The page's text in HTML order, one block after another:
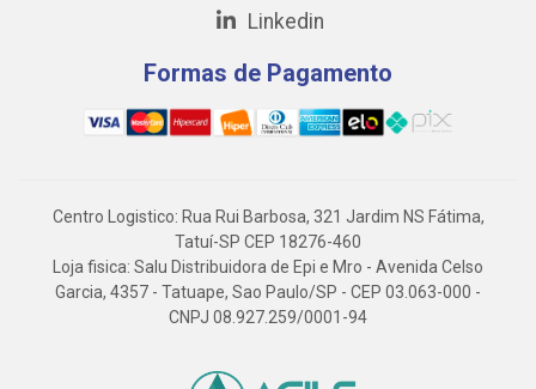
Linkedin
Formas de Pagamento
Centro Logistico: Rua Rui Barbosa, 321 Jardim NS Fátima,
Tatuí-SP CEP 18276-460
Loja fisica: Salu Distribuidora de Epi e Mro - Avenida Celso
Garcia, 4357 - Tatuape, Sao Paulo/SP - CEP 03.063-000 -
CNPJ 08.927.259/0001-94